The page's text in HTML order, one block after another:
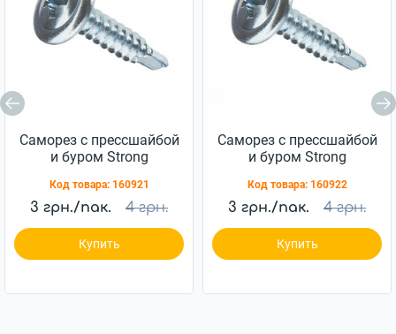
Саморез с прессшайбой
и буром Strong
(11904045)
Код товара: 160921
3 грн./пак. 4 грн.
Купить
Саморез с прессшайбой
и буром Strong
(11904050)
Код товара: 160922
3 грн./пак. 4 грн.
Купить